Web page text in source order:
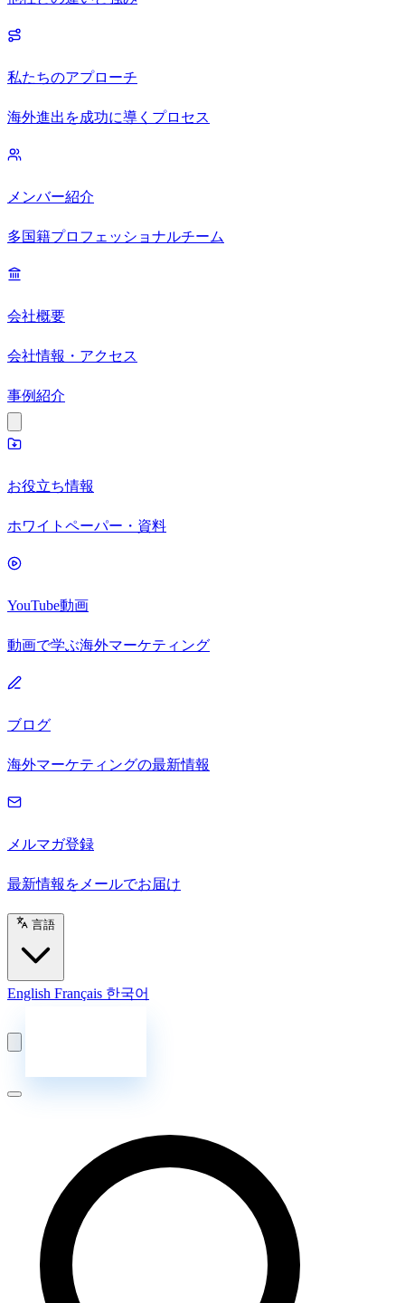
私たちのアプローチ
海外進出を成功に導くプロセス
メンバー紹介
多国籍プロフェッショナルチーム
会社概要
会社情報・アクセス
事例紹介
お役立ち情報
ホワイトペーパー・資料
YouTube動画
動画で学ぶ海外マーケティング
ブログ
海外マーケティングの最新情報
メルマガ登録
最新情報をメールでお届け
言語
English Français 한국어